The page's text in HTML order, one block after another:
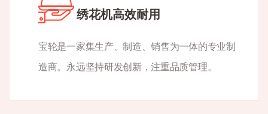
绣花机高效耐用
宝轮是一家集生产、制造、销售为一体的专业制
造商。永远坚持研发创新，注重品质管理。